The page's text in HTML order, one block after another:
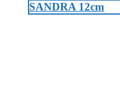
SANDRA 12cm